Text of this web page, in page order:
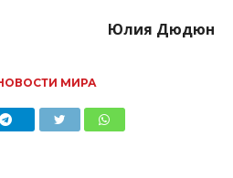
Юлия Дюдюн
МИРА